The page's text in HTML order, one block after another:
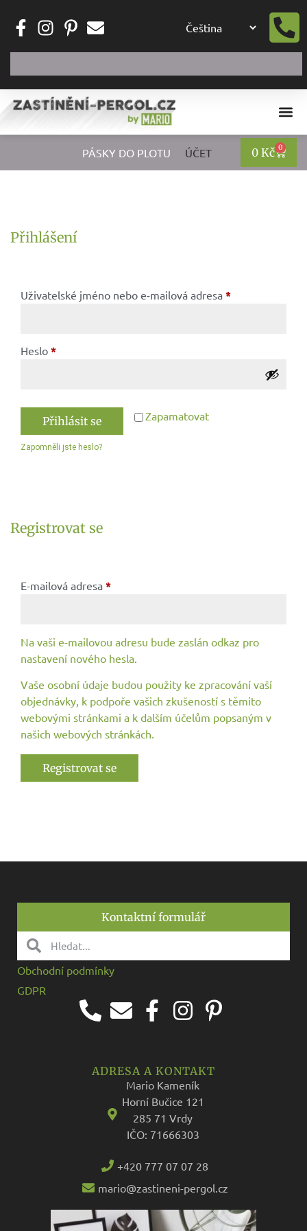
PÁSKY DO PLOTU ÚČET 0 Kč 0
Přihlášení
Uživatelské jméno nebo e-mailová adresa *
Heslo *
Zapamatovat
Přihlásit se
Zapomněli jste heslo?
Registrovat se
E-mailová adresa *
Na vaši e-mailovou adresu bude zaslán odkaz pro
nastavení nového hesla.
Vaše osobní údaje budou použity ke zpracování vaší
objednávky, k podpoře vašich zkušeností s těmito
webovými stránkami a k dalším účelům popsaným v
našich webových stránkách.
Registrovat se
Kontaktní formulář
Obchodní podmínky
GDPR
ADRESA A KONTAKT
Mario Kameník
Horní Bučice 121
285 71 Vrdy
IČO: 71666303
+420 777 07 07 28
mario@zastineni-pergol.cz